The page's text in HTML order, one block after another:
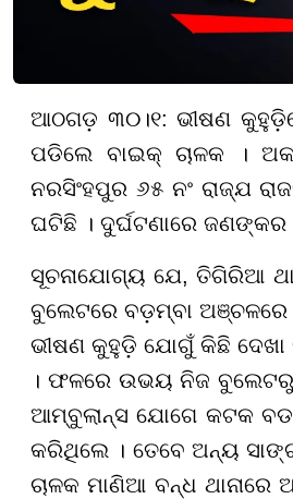
ଆଠଗଡ଼ ୩୦।୧: ଭୀଷଣ
ପଡିଲେ ବାଇକ୍ ଚାଳକ ।
ନରସିଂହପୁର ୬୫ ନଂ ରାଜ୍ଯ
ଘଟିଛି । ଦୁର୍ଘଟଣାରେ
ସୂଚନାଯୋଗ୍ୟ ଯେ, ତିଗିରିଆ
ବୁଲେଟରେ ବଡ଼ମ୍ବା
ଭୀଷଣ କୁହୁଡ଼ି ଯୋଗୁଁ କିଛି
। ଫଳରେ ଉଭୟ ନିଜ ବୁଲେଟରୁ
ଆମ୍ବୁଲାନ୍ସ ଯୋଗେ କଟକ ବଡ
କରିଥିଲେ । ତେବେ ଅନ୍ୟ
ଚାଳକ ମାଣିଆ ବନ୍ଧ